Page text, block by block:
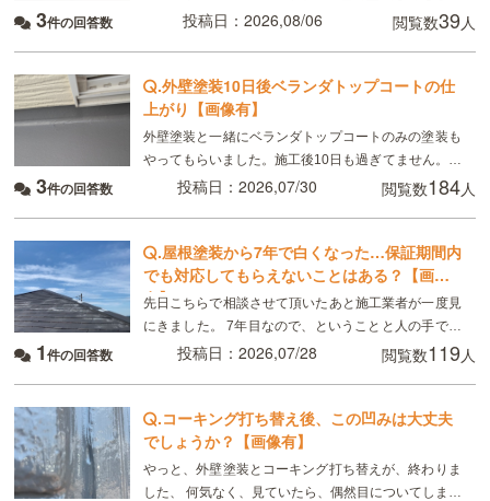
ました。 8月現在、樋がベタベタして小さい虫が張り
3件の回答数 投稿日：2026,08/06 閲覧数39人
.外壁塗装10日後ベランダトップコートの仕
上がり【画像有】
外壁塗装と一緒にベランダトップコートのみの塗装も
やってもらいました。施工後10日も過ぎてません。こ
れは普通ですか？
3件の回答数 投稿日：2026,07/30 閲覧数184人
.屋根塗装から7年で白くなった…保証期間内
でも対応してもらえないことはある？【画像
有】
先日こちらで相談させて頂いたあと施工業者が一度見
にきました。 7年目なので、ということと人の手で塗
るのでどうしてもムラはできる、板金部分はやはり経
1件の回答数 投稿日：2026,07/28 閲覧数119人
.コーキング打ち替え後、この凹みは大丈夫
でしょうか？【画像有】
やっと、外壁塗装とコーキング打ち替えが、終わりま
した、 何気なく、見ていたら、偶然目についてしまっ